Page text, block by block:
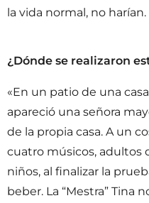
la vida normal, no harían.
¿Dónde se realizaron
«En un patio de una
apareció una señora
de la propia casa. A un
cuatro músicos, adultos
niños, al finalizar la
beber. La “Mestra” Tina